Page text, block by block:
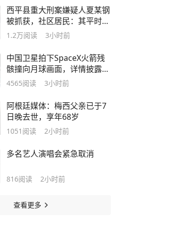
清，无需一一回应
西平县重大刑案嫌疑人夏某钢
被抓获，社区居民：其平时从
事砸墙等杂活，租住在城中村
1.2万阅读 3小时前
中国卫星拍下SpaceX火箭残
骸撞向月球画面，详情披露：
是中国首颗商业空间碎片监测
“非计划”空间事件
4565阅读 3小时前
阿根廷媒体：梅西父亲已于7
日晚去世，享年68岁
1051 阅读 2小时前
多名艺人演唱会紧急取消
816阅读 2小时前
查看更多